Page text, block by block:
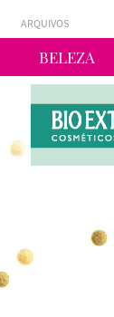
BELEZA
ARQUIVOS